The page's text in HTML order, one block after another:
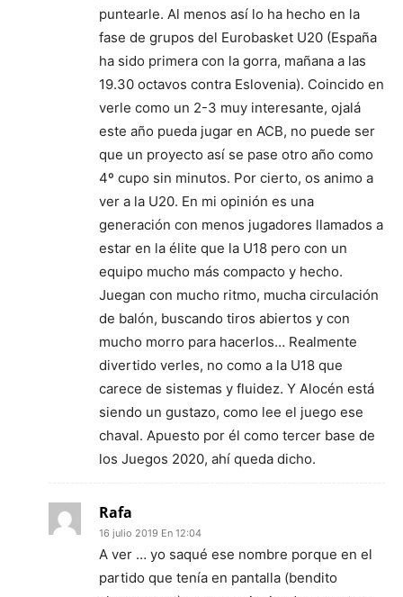
puntearle. Al menos así lo ha hecho en la
fase de grupos del Eurobasket U20 (España
ha sido primera con la gorra, mañana a las
19.30 octavos contra Eslovenia). Coincido en
verle como un 2-3 muy interesante, ojalá
este año pueda jugar en ACB, no puede ser
que un proyecto así se pase otro año como
4º cupo sin minutos. Por cierto, os animo a
ver a la U20. En mi opinión es una
generación con menos jugadores llamados a
estar en la élite que la U18 pero con un
equipo mucho más compacto y hecho.
Juegan con mucho ritmo, mucha circulación
de balón, buscando tiros abiertos y con
mucho morro para hacerlos… Realmente
divertido verles, no como a la U18 que
carece de sistemas y fluidez. Y Alocén está
siendo un gustazo, como lee el juego ese
chaval. Apuesto por él como tercer base de
los Juegos 2020, ahí queda dicho.
Rafa
16 julio 2019 En 12:04
A ver … yo saqué ese nombre porque en el
partido que tenía en pantalla (bendito